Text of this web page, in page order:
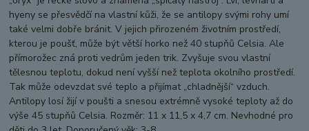
hyeny se přesvědčí na vlastní kůži, že se antilopy svými rohy umí
také velmi dobře bránit. V jejich přirozeném životním prostředí,
kterou je poušť, může být větší horko než 40 stupňů Celsia. Ale
přímorožec zná proti vedrům jeden trik. Zvyšuje svou vlastní
tělesnou teplotu, dokud není vyšší než teplota okolního prostředí.
Tak může odevzdat své teplo a přijímat „chladnější“ vzduch.
Antilopy losí žijí v poušti a snesou extrémně vysoké teploty až do
výše 45 stupňů Celsia. Rozměr: 11 x 11,5 x 4,7 cm. Nevhodné pro